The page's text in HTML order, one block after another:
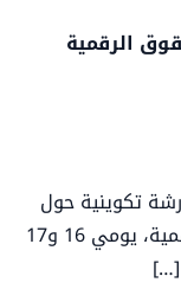
الرقمية
تكوينية حول
حماية المعطيات الشخصية والحقوق الرقمية، يومي 16 و17